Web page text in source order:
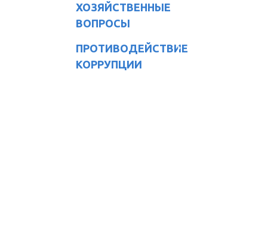
ХОЗЯЙСТВЕННЫЕ
ВОПРОСЫ
ПРОТИВОДЕЙСТВИЕ
КОРРУПЦИИ